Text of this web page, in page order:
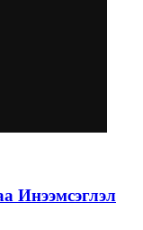
Инээмсэглэл